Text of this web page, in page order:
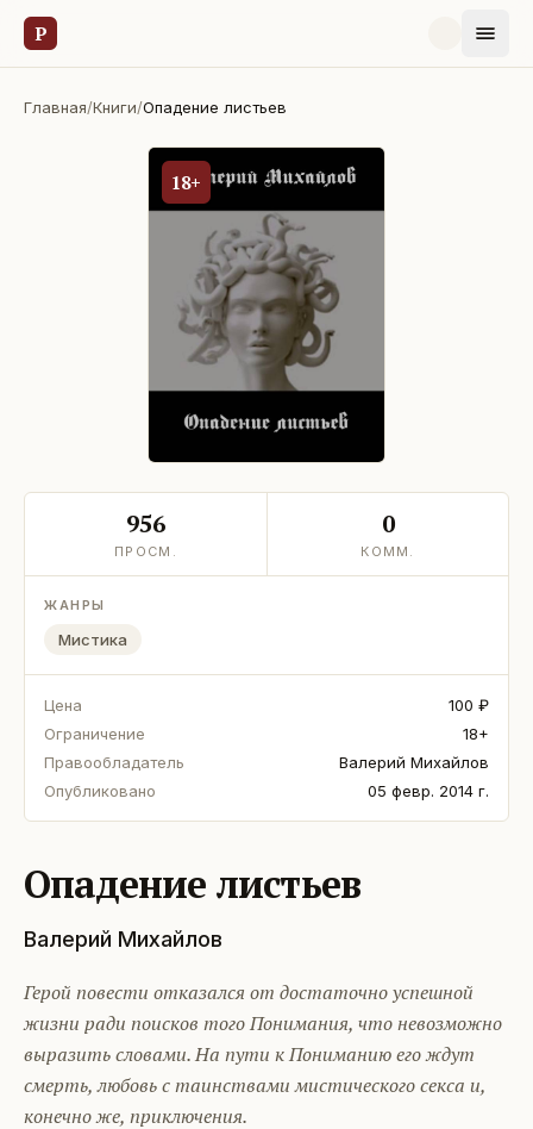
Р
Главная/Книги/Опадение листьев
18+
956
ПРОСМ.
0
КОММ.
ЖАНРЫ
Мистика
Цена
100 ₽
Ограничение
18+
Правообладатель
Валерий Михайлов
Опубликовано
05 февр. 2014 г.
Опадение листьев
Валерий Михайлов
Герой повести отказался от достаточно успешной
жизни ради поисков того Понимания, что невозможно
выразить словами. На пути к Пониманию его ждут
смерть, любовь с таинствами мистического секса и,
конечно же, приключения.